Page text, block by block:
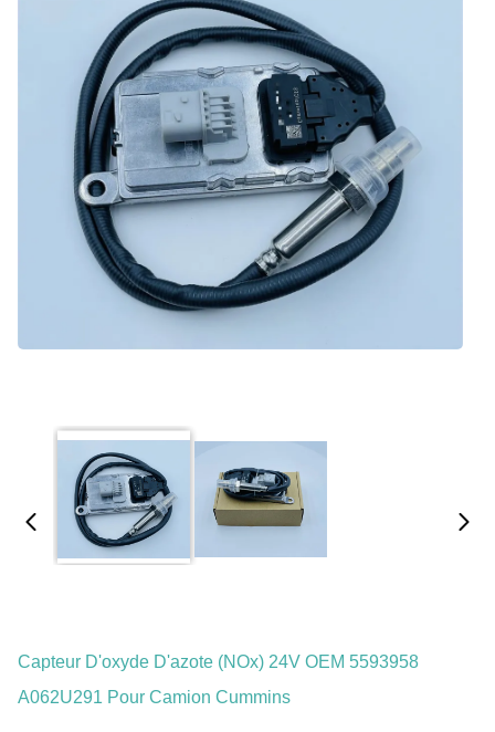
Capteur D'oxyde D'azote (NOx) 24V OEM 5593958
A062U291 Pour Camion Cummins